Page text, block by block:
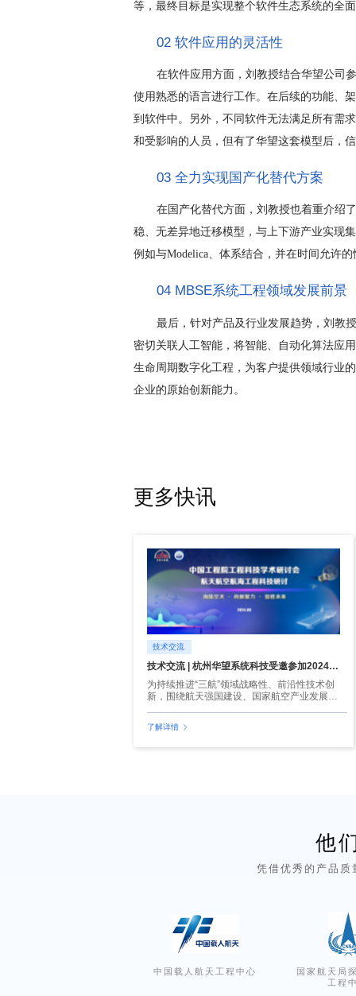
等，最终目标是实现整个软件生态系统的全
02 软件应用的灵活性
在软件应用方面，刘教授结合华望公司
使用熟悉的语言进行工作。在后续的功能、
到软件中。另外，不同软件无法满足所有需
和受影响的人员，但有了华望这套模型后，
03 全力实现国产化替代方案
在国产化替代方面，刘教授也着重介绍
稳、无差异地迁移模型，与上下游产业实现
例如与Modelica、体系结合，并在时间允许
04 MBSE系统工程领域发展前景
最后，针对产品及行业发展趋势，刘教
密切关联人工智能，将智能、自动化算法应
生命周期数字化工程，为客户提供领域行业
企业的原始创新能力。
更多快讯
技术交流
技术交流 | 杭州华望系统科技受邀参加2024年度中国工程院“三航”工程科技学术研讨会
为持续推进“三航”领域战略性、前沿性技术创
新，围绕航天强国建设、国家航空产业发展目
标的中国工程院工程科技学术研讨会——航天
了解详情
他
凭借优秀的产品质
中国载人航天工程中心
国家航天局
工程